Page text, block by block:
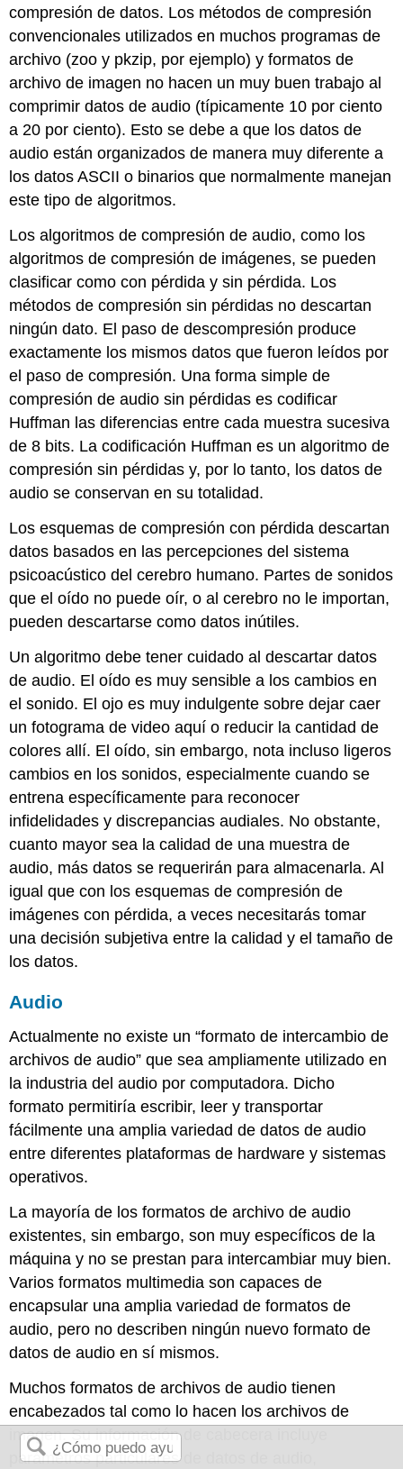
compresión de datos. Los métodos de compresión
convencionales utilizados en muchos programas de
archivo (zoo y pkzip, por ejemplo) y formatos de
archivo de imagen no hacen un muy buen trabajo al
comprimir datos de audio (típicamente 10 por ciento
a 20 por ciento). Esto se debe a que los datos de
audio están organizados de manera muy diferente a
los datos ASCII o binarios que normalmente manejan
este tipo de algoritmos.
Los algoritmos de compresión de audio, como los
algoritmos de compresión de imágenes, se pueden
clasificar como con pérdida y sin pérdida. Los
métodos de compresión sin pérdidas no descartan
ningún dato. El paso de descompresión produce
exactamente los mismos datos que fueron leídos por
el paso de compresión. Una forma simple de
compresión de audio sin pérdidas es codificar
Huffman las diferencias entre cada muestra sucesiva
de 8 bits. La codificación Huffman es un algoritmo de
compresión sin pérdidas y, por lo tanto, los datos de
audio se conservan en su totalidad.
Los esquemas de compresión con pérdida descartan
datos basados en las percepciones del sistema
psicoacústico del cerebro humano. Partes de sonidos
que el oído no puede oír, o al cerebro no le importan,
pueden descartarse como datos inútiles.
Un algoritmo debe tener cuidado al descartar datos
de audio. El oído es muy sensible a los cambios en
el sonido. El ojo es muy indulgente sobre dejar caer
un fotograma de video aquí o reducir la cantidad de
colores allí. El oído, sin embargo, nota incluso ligeros
cambios en los sonidos, especialmente cuando se
entrena específicamente para reconocer
infidelidades y discrepancias audiales. No obstante,
cuanto mayor sea la calidad de una muestra de
audio, más datos se requerirán para almacenarla. Al
igual que con los esquemas de compresión de
imágenes con pérdida, a veces necesitarás tomar
una decisión subjetiva entre la calidad y el tamaño de
los datos.
Audio
Actualmente no existe un “formato de intercambio de
archivos de audio” que sea ampliamente utilizado en
la industria del audio por computadora. Dicho
formato permitiría escribir, leer y transportar
fácilmente una amplia variedad de datos de audio
entre diferentes plataformas de hardware y sistemas
operativos.
La mayoría de los formatos de archivo de audio
existentes, sin embargo, son muy específicos de la
máquina y no se prestan para intercambiar muy bien.
Varios formatos multimedia son capaces de
encapsular una amplia variedad de formatos de
audio, pero no describen ningún nuevo formato de
datos de audio en sí mismos.
Muchos formatos de archivos de audio tienen
encabezados tal como lo hacen los archivos de
imagen. Su información de cabecera incluye
parámetros particulares de datos de audio,